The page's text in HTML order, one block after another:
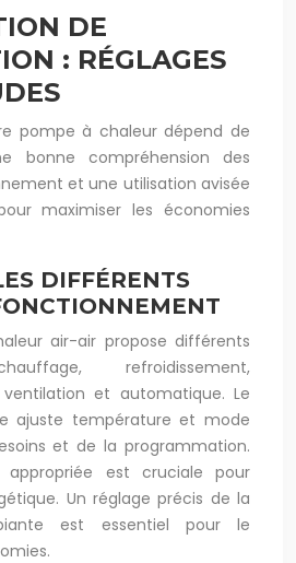
DE
: RÉGLAGES
pompe à chaleur dépend de
bonne compréhension des
et une utilisation avisée
maximiser les économies
DIFFÉRENTS
air-air propose différents
refroidissement,
et automatique. Le
ajuste température et mode
et de la programmation.
appropriée est cruciale pour
Un réglage précis de la
est essentiel pour le